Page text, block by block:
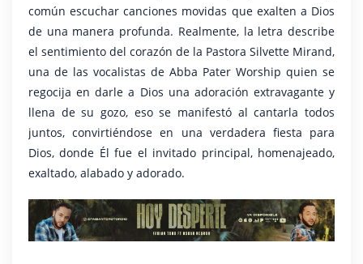
común escuchar canciones movidas que exalten a Dios
de una manera profunda. Realmente, la letra describe
el sentimiento del corazón de la Pastora Silvette Mirand,
una de las vocalistas de Abba Pater Worship quien se
regocija en darle a Dios una adoración extravagante y
llena de su gozo, eso se manifestó al cantarla todos
juntos, convirtiéndose en una verdadera fiesta para
Dios, donde Él fue el invitado principal, homenajeado,
exaltado, alabado y adorado.